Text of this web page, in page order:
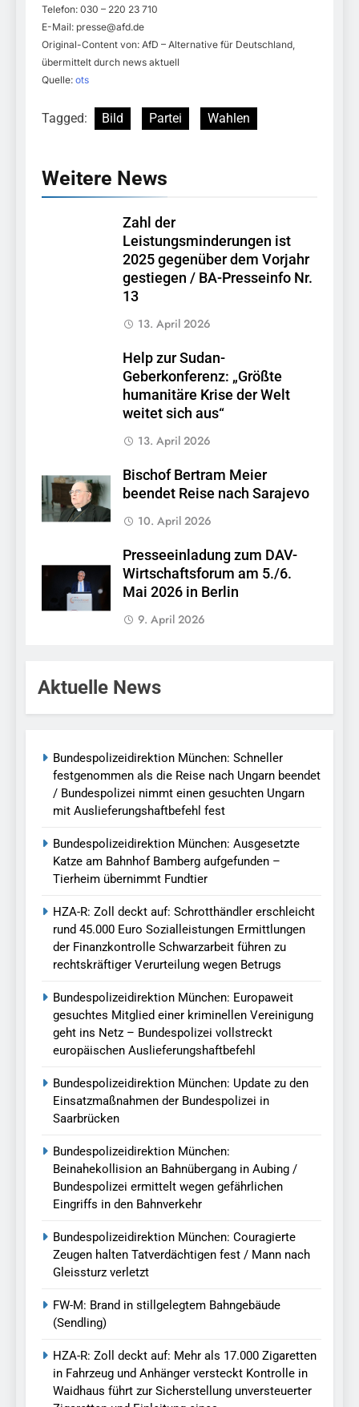
Telefon: 030 – 220 23 710
E-Mail: presse@afd.de
Original-Content von: AfD – Alternative für Deutschland,
übermittelt durch news aktuell
Quelle: ots
Tagged: Bild Partei Wahlen
Weitere News
Zahl der
Leistungsminderungen ist
2025 gegenüber dem Vorjahr
gestiegen / BA-Presseinfo Nr.
13
13. April 2026
Help zur Sudan-
Geberkonferenz: „Größte
humanitäre Krise der Welt
weitet sich aus“
13. April 2026
Bischof Bertram Meier
beendet Reise nach Sarajevo
10. April 2026
Presseeinladung zum DAV-
Wirtschaftsforum am 5./6.
Mai 2026 in Berlin
9. April 2026
Aktuelle News
Bundespolizeidirektion München: Schneller
festgenommen als die Reise nach Ungarn beendet
/ Bundespolizei nimmt einen gesuchten Ungarn
mit Auslieferungshaftbefehl fest
Bundespolizeidirektion München: Ausgesetzte
Katze am Bahnhof Bamberg aufgefunden –
Tierheim übernimmt Fundtier
HZA-R: Zoll deckt auf: Schrotthändler erschleicht
rund 45.000 Euro Sozialleistungen Ermittlungen
der Finanzkontrolle Schwarzarbeit führen zu
rechtskräftiger Verurteilung wegen Betrugs
Bundespolizeidirektion München: Europaweit
gesuchtes Mitglied einer kriminellen Vereinigung
geht ins Netz – Bundespolizei vollstreckt
europäischen Auslieferungshaftbefehl
Bundespolizeidirektion München: Update zu den
Einsatzmaßnahmen der Bundespolizei in
Saarbrücken
Bundespolizeidirektion München:
Beinahekollision an Bahnübergang in Aubing /
Bundespolizei ermittelt wegen gefährlichen
Eingriffs in den Bahnverkehr
Bundespolizeidirektion München: Couragierte
Zeugen halten Tatverdächtigen fest / Mann nach
Gleissturz verletzt
FW-M: Brand in stillgelegtem Bahngebäude
(Sendling)
HZA-R: Zoll deckt auf: Mehr als 17.000 Zigaretten
in Fahrzeug und Anhänger versteckt Kontrolle in
Waidhaus führt zur Sicherstellung unversteuerter